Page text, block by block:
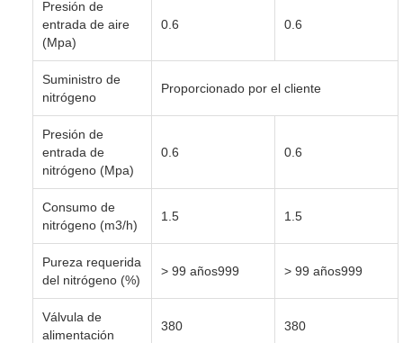
Presión de
entrada de aire
(Mpa)
0.6 0.6
Suministro de
nitrógeno
Proporcionado por el cliente
Presión de
entrada de
nitrógeno (Mpa)
0.6 0.6
Consumo de
nitrógeno (m3/h)
1.5 1.5
Pureza requerida
del nitrógeno (%)
> 99 años999 > 99 años999
Válvula de
alimentación
380 380